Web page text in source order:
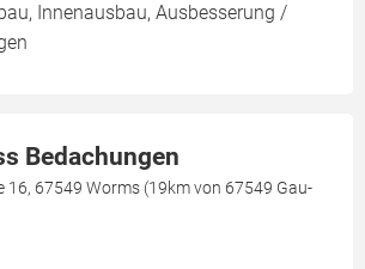
Innenausbau, Ausbesserung /
Bedachungen
67549 Worms (19km von 67549 Gau-